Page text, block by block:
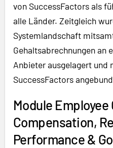
von SuccessFactors als
alle Länder. Zeitgleich
Systemlandschaft
Gehaltsabrechnungen an
Anbieter ausgelagert und
SuccessFactors
Module Employee
Compensation,
Performance &